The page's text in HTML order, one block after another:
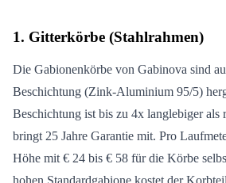
1. Gitterkörbe (Stahlrahmen)
Die Gabionenkörbe von Gabinova sind
Beschichtung (Zink-Aluminium 95/5)
Beschichtung ist bis zu 4x langlebiger als
bringt 25 Jahre Garantie mit. Pro
Höhe mit € 24 bis € 58 für die Körbe
hohen Standardgabione kostet der